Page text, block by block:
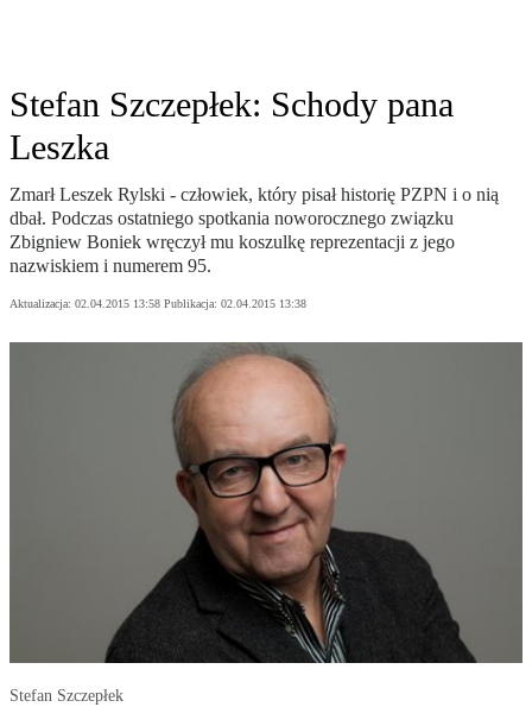
Stefan Szczepłek: Schody pana
Leszka
Zmarł Leszek Rylski - człowiek, który pisał historię PZPN i o nią
dbał. Podczas ostatniego spotkania noworocznego związku
Zbigniew Boniek wręczył mu koszulkę reprezentacji z jego
nazwiskiem i numerem 95.
Aktualizacja: 02.04.2015 13:58 Publikacja: 02.04.2015 13:38
Stefan Szczepłek